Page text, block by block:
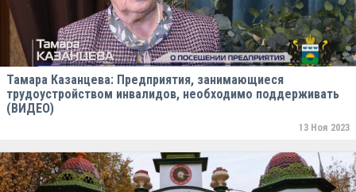
Тамара Казанцева: Предприятия, занимающиеся
трудоустройством инвалидов, необходимо поддерживать
(ВИДЕО)
13 Ноя 2023